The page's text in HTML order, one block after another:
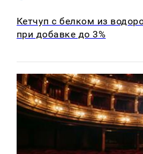
Кетчуп с белком из
при добавке до 3%